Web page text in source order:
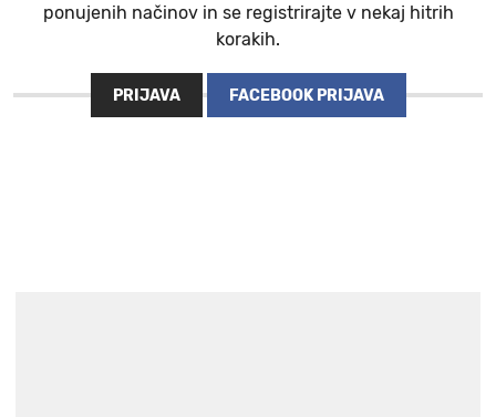
ponujenih načinov in se registrirajte v nekaj hitrih
korakih.
PRIJAVA FACEBOOK PRIJAVA